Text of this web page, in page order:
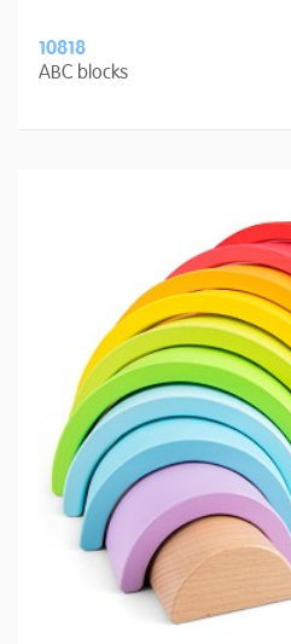
10818
ABC blocks